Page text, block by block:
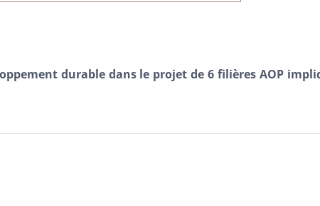
durable dans le projet de 6 filières AOP